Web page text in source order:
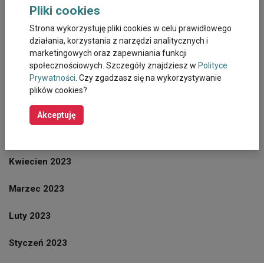
Wrzesień 2023
Sierpień 2023
Lipiec 2023
Czerwiec 2023
Kwiecien 2023
Marzec 2023
Luty 2023
Styczeń 2023
Pliki cookies
Strona wykorzystuję pliki cookies w celu prawidłowego
działania, korzystania z narzędzi analitycznych i
marketingowych oraz zapewniania funkcji
społecznościowych. Szczegóły znajdziesz w Polityce
Prywatności. Czy zgadzasz się na wykorzystywanie
plików cookies?
Akceptuję